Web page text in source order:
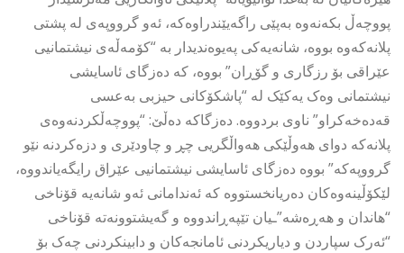
پووچەڵ بکەنەوە بەپێی راگەیێندراوەکە، ئەو گرووپەی لە پشتی
پلانەکەوە بووە، شانەیەکی پەیوەندیدار بە “کۆمەڵەی نیشتمانیی
عێراقی بۆ رزگاری و گۆڕان” بووە، کە دەزگای ئاسایشی
نیشتمانی وەک یەکێک لە “پاشکۆکانی حیزبی بەعسی
قەدەخەکراو” ناوی بردووە. دەزگاکە دەڵێ: “پووچەڵکردنەوەی
پلانەکە دوای هەوڵێکی هەواڵگریی چڕ و چاودێری و دزەکردنە نێو
گرووپەکە” بووە دەزگای ئاسایشی نیشتمانیی عێراق رایگەیاندووە،
لێکۆڵینەوەکان دەریانخستووە کە ئەندامانی ئەو شانەیە قۆناخی
“هاندان و هەڕەشە”ـیان تێپەڕاندووە و گەیشتوونەتە قۆناخی
“ئەرک سپاردن و دیاریکردنی ئامانجەکان و دابینکردنی چەک بۆ